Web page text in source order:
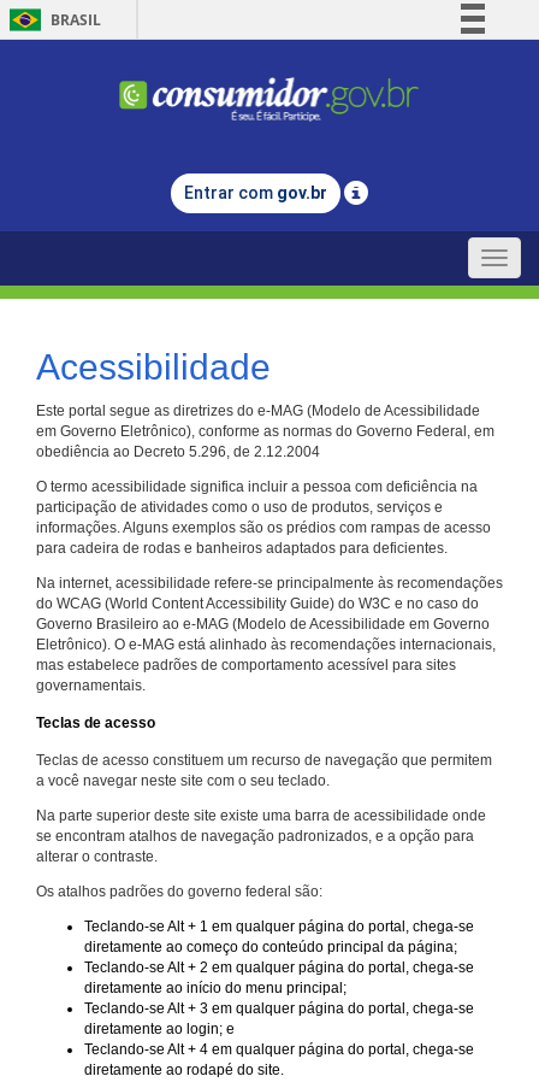
BRASIL
Comunica BR
Legislação
Entrar com gov.br
Toggle
Acessibilidade
Este portal segue as diretrizes do e-MAG (Modelo de Acessibilidade
em Governo Eletrônico), conforme as normas do Governo Federal, em
obediência ao Decreto 5.296, de 2.12.2004
O termo acessibilidade significa incluir a pessoa com deficiência na
participação de atividades como o uso de produtos, serviços e
informações. Alguns exemplos são os prédios com rampas de acesso
para cadeira de rodas e banheiros adaptados para deficientes.
Na internet, acessibilidade refere-se principalmente às recomendações
do WCAG (World Content Accessibility Guide) do W3C e no caso do
Governo Brasileiro ao e-MAG (Modelo de Acessibilidade em Governo
Eletrônico). O e-MAG está alinhado às recomendações internacionais,
mas estabelece padrões de comportamento acessível para sites
governamentais.
Teclas de acesso
Teclas de acesso constituem um recurso de navegação que permitem
a você navegar neste site com o seu teclado.
Na parte superior deste site existe uma barra de acessibilidade onde
se encontram atalhos de navegação padronizados, e a opção para
alterar o contraste.
Os atalhos padrões do governo federal são:
Teclando-se Alt + 1 em qualquer página do portal, chega-se
diretamente ao começo do conteúdo principal da página;
Teclando-se Alt + 2 em qualquer página do portal, chega-se
diretamente ao início do menu principal;
Teclando-se Alt + 3 em qualquer página do portal, chega-se
diretamente ao login; e
Teclando-se Alt + 4 em qualquer página do portal, chega-se
diretamente ao rodapé do site.